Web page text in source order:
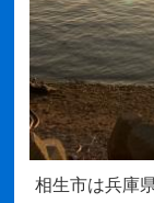
相生市は兵庫